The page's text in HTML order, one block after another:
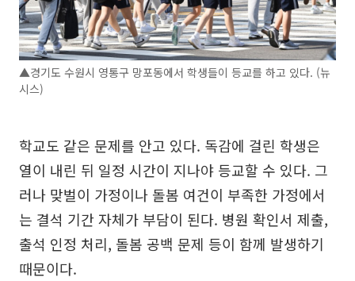
▲경기도 수원시 영통구 망포동에서 학생들이 등교를 하고 있다. (뉴
시스)
학교도 같은 문제를 안고 있다. 독감에 걸린 학생은
열이 내린 뒤 일정 시간이 지나야 등교할 수 있다. 그
러나 맞벌이 가정이나 돌봄 여건이 부족한 가정에서
는 결석 기간 자체가 부담이 된다. 병원 확인서 제출,
출석 인정 처리, 돌봄 공백 문제 등이 함께 발생하기
때문이다.